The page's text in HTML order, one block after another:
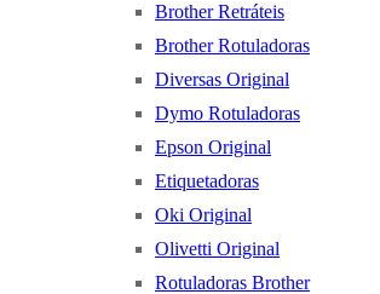
Brother Retráteis
Brother Rotuladoras
Diversas Original
Dymo Rotuladoras
Epson Original
Etiquetadoras
Oki Original
Olivetti Original
Rotuladoras Brother